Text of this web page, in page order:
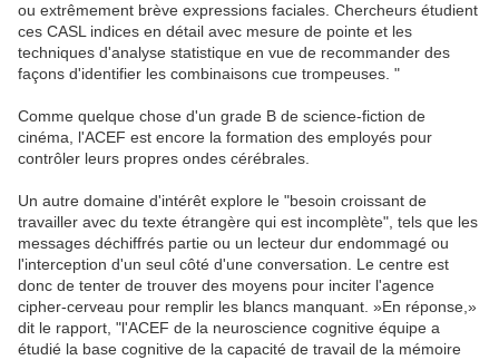
ou extrêmement brève expressions faciales. Chercheurs étudient
ces CASL indices en détail avec mesure de pointe et les
techniques d'analyse statistique en vue de recommander des
façons d'identifier les combinaisons cue trompeuses. "
Comme quelque chose d'un grade B de science-fiction de
cinéma, l'ACEF est encore la formation des employés pour
contrôler leurs propres ondes cérébrales.
Un autre domaine d'intérêt explore le "besoin croissant de
travailler avec du texte étrangère qui est incomplète", tels que les
messages déchiffrés partie ou un lecteur dur endommagé ou
l'interception d'un seul côté d'une conversation. Le centre est
donc de tenter de trouver des moyens pour inciter l'agence
cipher-cerveau pour remplir les blancs manquant. »En réponse,»
dit le rapport, "l'ACEF de la neuroscience cognitive équipe a
étudié la base cognitive de la capacité de travail de la mémoire